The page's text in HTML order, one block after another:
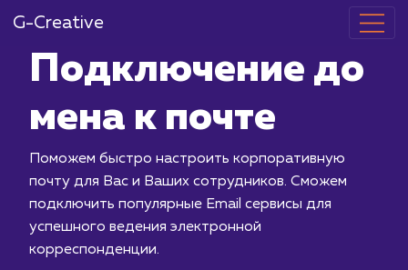
G-Creative
мена к почте
Поможем быстро настроить
почту для Вас и Ваших